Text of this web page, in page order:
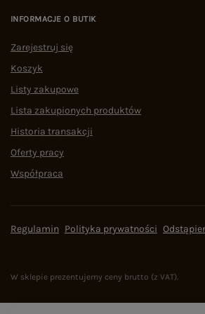
INFORMACJE O BUTIK
Zarejestruj się
Koszyk
Listy zakupowe
Lista zakupionych produktów
Historia transakcji
Oferty pracy
Współpraca
Regulamin Polityka prywatności
W sklepie prezentujemy ceny brutto (z VAT).